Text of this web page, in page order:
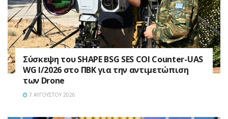
Σύσκεψη του SHAPE BSG SES COI Counter-UAS
WG I/2026 στο ΠΒΚ για την αντιμετώπιση
των Drone
7 ΑΥΓΟΎΣΤΟΥ 2026